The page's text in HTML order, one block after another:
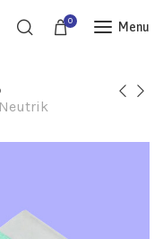
0 Menu
Neutrik